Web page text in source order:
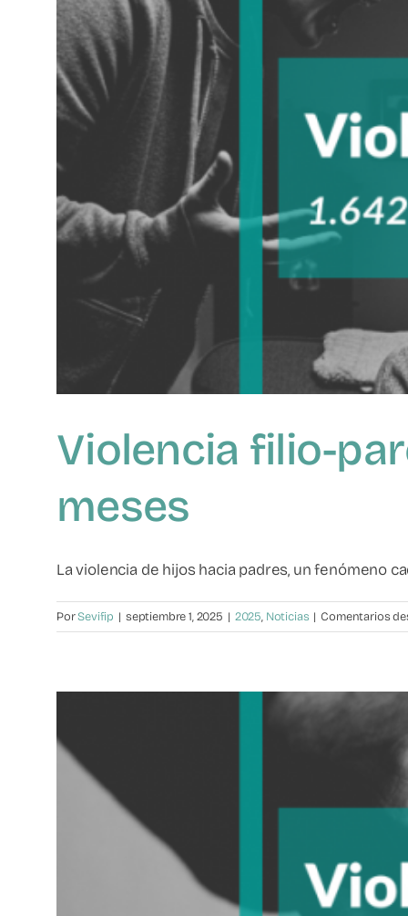
Violencia filio-
meses
La violencia de hijos hacia padres, un fenómeno
PorSevifip | septiembre 1, 2025 | 2025, Noticias | Comentarios